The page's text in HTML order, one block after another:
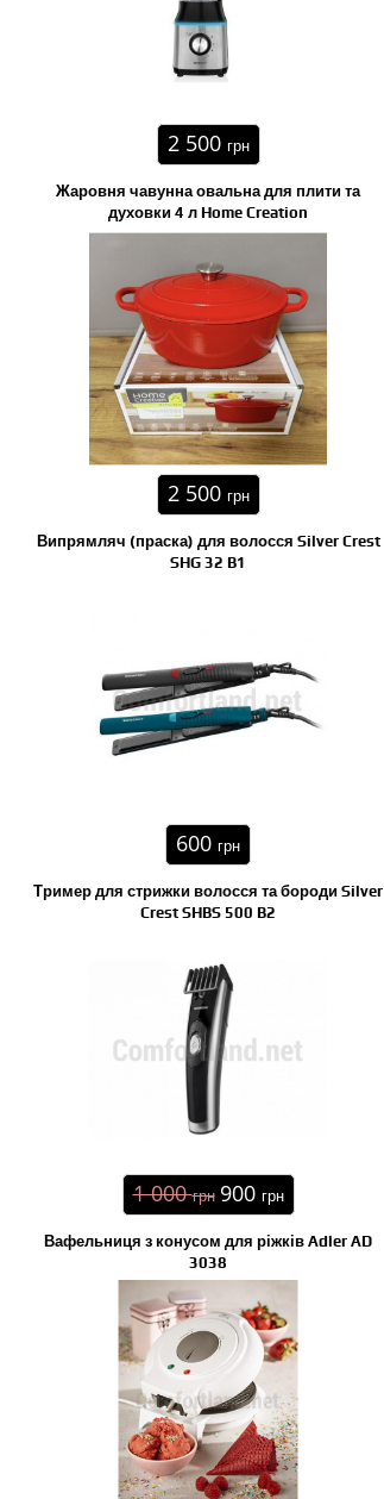
2 500 грн
Жаровня чавунна овальна для плити та
духовки 4 л Home Creation
2 500 грн
Випрямляч (праска) для волосся Silver Crest
SHG 32 B1
600 грн
Тример для стрижки волосся та бороди Silver
Crest SHBS 500 B2
1 000грн 900 грн
Вафельниця з конусом для ріжків Adler AD
3038